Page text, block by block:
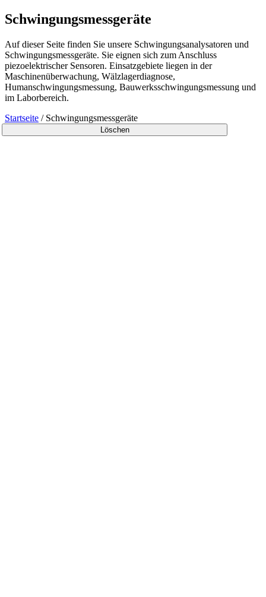
Schwingungs­messgeräte
Auf dieser Seite finden Sie unsere Schwingungsanalysatoren und
Schwingungsmessgeräte. Sie eignen sich zum Anschluss
piezoelektrischer Sensoren. Einsatzgebiete liegen in der
Maschinenüberwachung, Wälzlagerdiagnose,
Humanschwingungsmessung, Bauwerksschwingungsmessung und
im Laborbereich.
Startseite / Schwingungs­messgeräte
Löschen